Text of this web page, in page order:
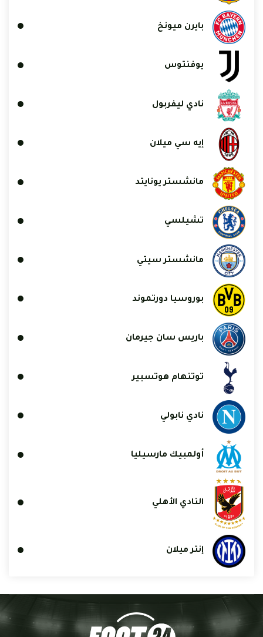
بايرن ميونخ
يوفنتوس
نادي ليفربول
إيه سي ميلان
مانشستر يونايتد
تشيلسي
مانشستر سيتي
بوروسيا دورتموند
باريس سان جيرمان
توتنهام هوتسبير
نادي نابولي
أولمبيك مارسيليا
النادي الأهلي
إنتر ميلان